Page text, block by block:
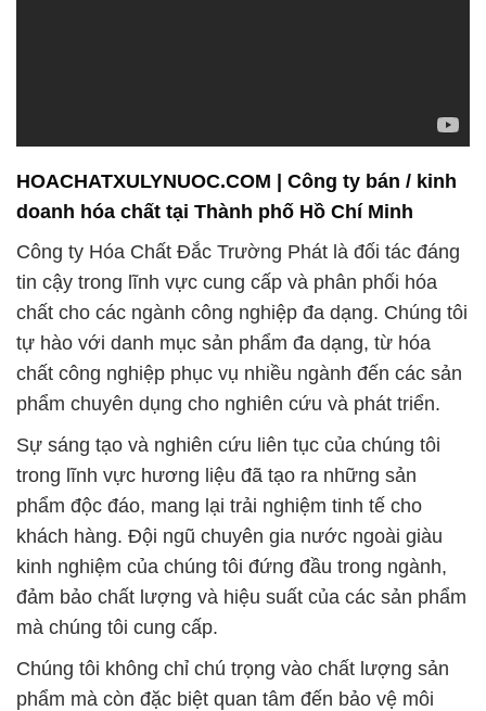
HOACHATXULYNUOC.COM | Công ty bán / kinh
doanh hóa chất tại Thành phố Hồ Chí Minh
Công ty Hóa Chất Đắc Trường Phát là đối tác đáng
tin cậy trong lĩnh vực cung cấp và phân phối hóa
chất cho các ngành công nghiệp đa dạng. Chúng tôi
tự hào với danh mục sản phẩm đa dạng, từ hóa
chất công nghiệp phục vụ nhiều ngành đến các sản
phẩm chuyên dụng cho nghiên cứu và phát triển.
Sự sáng tạo và nghiên cứu liên tục của chúng tôi
trong lĩnh vực hương liệu đã tạo ra những sản
phẩm độc đáo, mang lại trải nghiệm tinh tế cho
khách hàng. Đội ngũ chuyên gia nước ngoài giàu
kinh nghiệm của chúng tôi đứng đầu trong ngành,
đảm bảo chất lượng và hiệu suất của các sản phẩm
mà chúng tôi cung cấp.
Chúng tôi không chỉ chú trọng vào chất lượng sản
phẩm mà còn đặc biệt quan tâm đến bảo vệ môi